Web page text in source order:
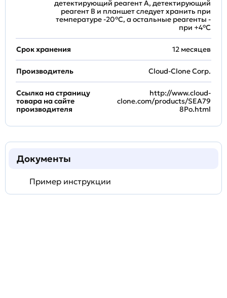
детектирующий реагент A, детектирующий
реагент B и планшет следует хранить при
температуре -20°C, а остальные реагенты -
при +4°С
Срок хранения 12 месяцев
Производитель Cloud-Clone Corp.
Ссылка на страницу
товара на сайте
производителя
http://www.cloud-
clone.com/products/SEA79
8Po.html
Документы
Пример инструкции